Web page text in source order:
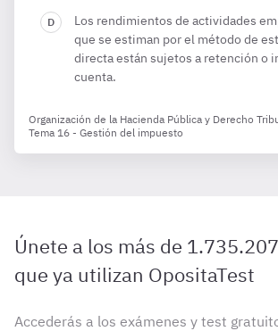
Los rendimientos de actividades
que se estiman por el método de
directa están sujetos a retención o
cuenta.
Organización de la Hacienda Pública y Derecho
Tema 16 - Gestión del impuesto
Únete a los más de
que ya utilizan OpositaTest
Accederás a los exámenes y test